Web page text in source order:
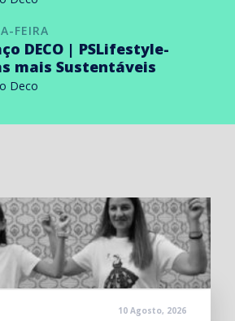
FEIRA
DECO | PSLifestyle-
mais Sustentáveis
Deco
10 Agosto, 2026